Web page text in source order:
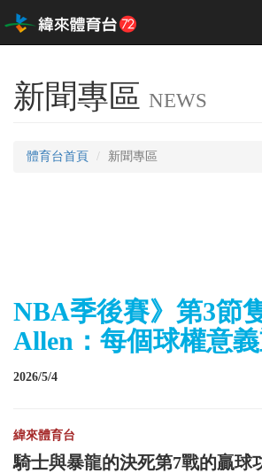
新聞專區 NEWS
體育台首頁 新聞專區
NBA季後賽》第3節
Allen：每個球權意
2026/5/4
緯來體育台
騎士與暴龍的決死第7戰的贏球